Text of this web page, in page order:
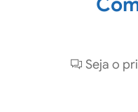
Seja o